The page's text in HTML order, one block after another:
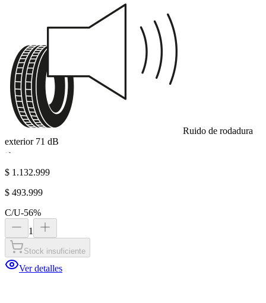
Ruido de rodadura
exterior 71 dB
B
$ 1.132.999
$ 493.999
C/U-56%
1
Stock insuficiente
Ver detalles